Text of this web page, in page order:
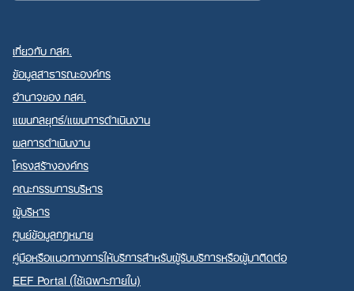
เกี่ยวกับ กสศ.
ข้อมูลสาธารณะองค์กร
อำนาจของ กสศ.
แผนกลยุทธ์/แผนการดำเนินงาน
ผลการดำเนินงาน
โครงสร้างองค์กร
คณะกรรมการบริหาร
ผู้บริหาร
ศูนย์ข้อมูลกฎหมาย
คู่มือหรือแนวทางการให้บริการสำหรับผู้รับบริการหรือผู้มาติดต่อ
EEF Portal (ใช้เฉพาะภายใน)